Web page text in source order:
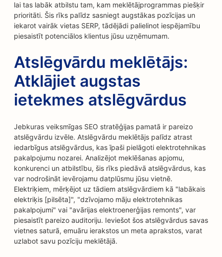
lai tas labāk atbilstu tam, kam meklētājprogrammas piešķir
prioritāti. Šis rīks palīdz sasniegt augstākas pozīcijas un
iekarot vairāk vietas SERP, tādējādi palielinot iespējamību
piesaistīt potenciālos klientus jūsu uzņēmumam.
Atslēgvārdu meklētājs:
Atklājiet augstas
ietekmes atslēgvārdus
Jebkuras veiksmīgas SEO stratēģijas pamatā ir pareizo
atslēgvārdu izvēle. Atslēgvārdu meklētājs palīdz atrast
iedarbīgus atslēgvārdus, kas īpaši pielāgoti elektrotehnikas
pakalpojumu nozarei. Analizējot meklēšanas apjomu,
konkurenci un atbilstību, šis rīks piedāvā atslēgvārdus, kas
var nodrošināt ievērojamu datplūsmu jūsu vietnē.
Elektriķiem, mērķējot uz tādiem atslēgvārdiem kā "labākais
elektriķis [pilsēta]", "dzīvojamo māju elektrotehnikas
pakalpojumi" vai "avārijas elektroenerģijas remonts", var
piesaistīt pareizo auditoriju. Ieviešot šos atslēgvārdus savas
vietnes saturā, emuāru ierakstos un meta aprakstos, varat
uzlabot savu pozīciju meklētājā.